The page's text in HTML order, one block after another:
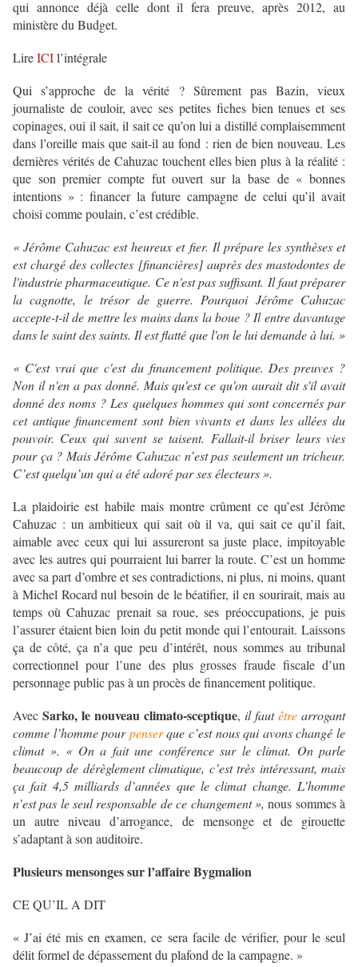
qui annonce déjà celle dont il fera preuve, après 2012, au
ministère du Budget.
LireICIl’intégrale
Qui s’approche de la vérité ? Sûrement pas Bazin, vieux
journaliste de couloir, avec ses petites fiches bien tenues et ses
copinages, oui il sait, il sait ce qu’on lui a distillé complaisemment
dans l’oreille mais que sait-il au fond : rien de bien nouveau. Les
dernières vérités de Cahuzac touchent elles bien plus à la réalité :
que son premier compte fut ouvert sur la base de « bonnes
intentions » : financer la future campagne de celui qu’il avait
choisi comme poulain, c’est crédible.
« Jérôme Cahuzac est heureux et fier. Il prépare les synthèses et
est chargé des collectes [financières] auprès des mastodontes de
l'industrie pharmaceutique. Ce n'est pas suffisant. Il faut préparer
la cagnotte, le trésor de guerre. Pourquoi Jérôme Cahuzac
accepte-t-il de mettre les mains dans la boue ? Il entre davantage
dans le saint des saints. Il est flatté que l'on le lui demande à lui. »
« C'est vrai que c'est du financement politique. Des preuves ?
Non il n'en a pas donné. Mais qu'est ce qu'on aurait dit s'il avait
donné des noms ? Les quelques hommes qui sont concernés par
cet antique financement sont bien vivants et dans les allées du
pouvoir. Ceux qui savent se taisent. Fallait-il briser leurs vies
pour ça ? Mais Jérôme Cahuzac n’est pas seulement un tricheur.
C’est quelqu’un qui a été adoré par ses électeurs ».
La plaidoirie est habile mais montre crûment ce qu’est Jérôme
Cahuzac : un ambitieux qui sait où il va, qui sait ce qu’il fait,
aimable avec ceux qui lui assureront sa juste place, impitoyable
avec les autres qui pourraient lui barrer la route. C’est un homme
avec sa part d’ombre et ses contradictions, ni plus, ni moins, quant
à Michel Rocard nul besoin de le béatifier, il en sourirait, mais au
temps où Cahuzac prenait sa roue, ses préoccupations, je puis
l’assurer étaient bien loin du petit monde qui l’entourait. Laissons
ça de côté, ça n’a que peu d’intérêt, nous sommes au tribunal
correctionnel pour l’une des plus grosses fraude fiscale d’un
personnage public pas à un procès de financement politique.
Avec Sarko, le nouveau climato-sceptique, il fautêtre arrogant
comme l’homme pourpenserque c’est nous qui avons changé le
climat ». « On a fait une conférence sur le climat. On parle
beaucoup de dérèglement climatique, c’est très intéressant, mais
ça fait 4,5 milliards d’années que le climat change. L’homme
n’est pas le seul responsable de ce changement », nous sommes à
un autre niveau d’arrogance, de mensonge et de girouette
s’adaptant à son auditoire.
Plusieurs mensonges sur l’affaire Bygmalion
CE QU’IL A DIT
« J’ai été mis en examen, ce sera facile de vérifier, pour le seul
délit formel de dépassement du plafond de la campagne. »